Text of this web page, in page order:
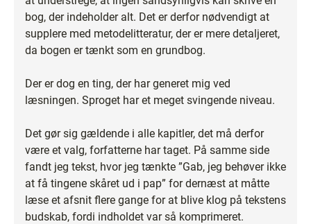
bog, der indeholder alt. Det er derfor nødvendigt at
supplere med metodelitteratur, der er mere detaljeret,
da bogen er tænkt som en grundbog.
Der er dog en ting, der har generet mig ved
læsningen. Sproget har et meget svingende niveau.
Det gør sig gældende i alle kapitler, det må derfor
være et valg, forfatterne har taget. På samme side
fandt jeg tekst, hvor jeg tænkte ”Gab, jeg behøver ikke
at få tingene skåret ud i pap” for dernæst at måtte
læse et afsnit flere gange for at blive klog på tekstens
budskab, fordi indholdet var så komprimeret.